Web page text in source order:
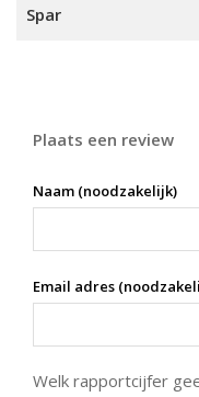
Spar
Plaats een review
Naam (noodzakelijk)
Email adres
Welk rapportcijfer